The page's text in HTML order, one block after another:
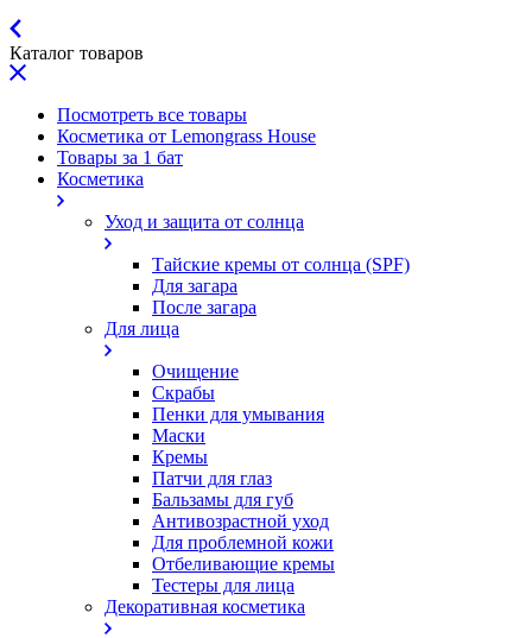
Каталог товаров
Посмотреть все товары
Косметика от Lemongrass House
Товары за 1 бат
Косметика
Уход и защита от солнца
Тайские кремы от солнца (SPF)
Для загара
После загара
Для лица
Очищение
Скрабы
Пенки для умывания
Маски
Кремы
Патчи для глаз
Бальзамы для губ
Антивозрастной уход
Для проблемной кожи
Oтбеливающие кремы
Тестеры для лица
Декоративная косметика